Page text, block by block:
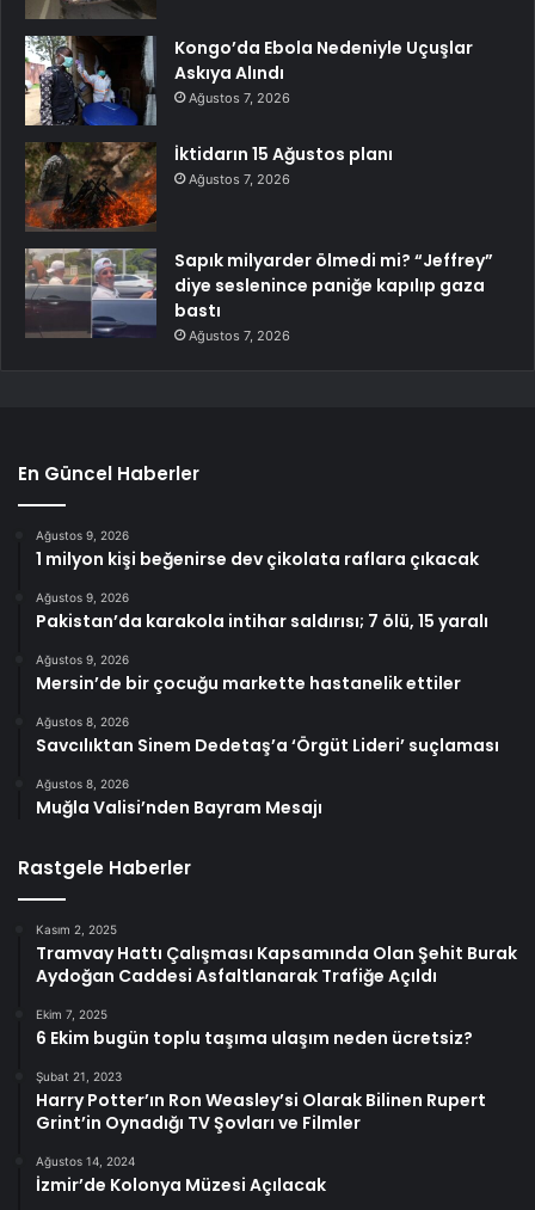
Kongo’da Ebola Nedeniyle Uçuşlar
Askıya Alındı
Ağustos 7, 2026
İktidarın 15 Ağustos planı
Ağustos 7, 2026
Sapık milyarder ölmedi mi? “Jeffrey”
diye seslenince paniğe kapılıp gaza
bastı
Ağustos 7, 2026
En Güncel Haberler
Ağustos 9, 2026
1 milyon kişi beğenirse dev çikolata raflara çıkacak
Ağustos 9, 2026
Pakistan’da karakola intihar saldırısı; 7 ölü, 15 yaralı
Ağustos 9, 2026
Mersin’de bir çocuğu markette hastanelik ettiler
Ağustos 8, 2026
Savcılıktan Sinem Dedetaş’a ‘Örgüt Lideri’ suçlaması
Ağustos 8, 2026
Muğla Valisi’nden Bayram Mesajı
Rastgele Haberler
Kasım 2, 2025
Tramvay Hattı Çalışması Kapsamında Olan Şehit Burak
Aydoğan Caddesi Asfaltlanarak Trafiğe Açıldı
Ekim 7, 2025
6 Ekim bugün toplu taşıma ulaşım neden ücretsiz?
Şubat 21, 2023
Harry Potter’ın Ron Weasley’si Olarak Bilinen Rupert
Grint’in Oynadığı TV Şovları ve Filmler
Ağustos 14, 2024
İzmir’de Kolonya Müzesi Açılacak